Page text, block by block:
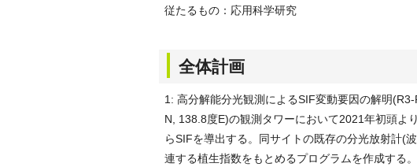
従たるもの：応用科学研究
全体計画
1: 高分解能分光観測によるSIF変動要因の解明
N, 138.8度E)の観測タワーにおいて2021年初頭よ
らSIFを導出する。同サイトの既存の分光放射計(
連する植生指数をもとめるプログラムを作成する